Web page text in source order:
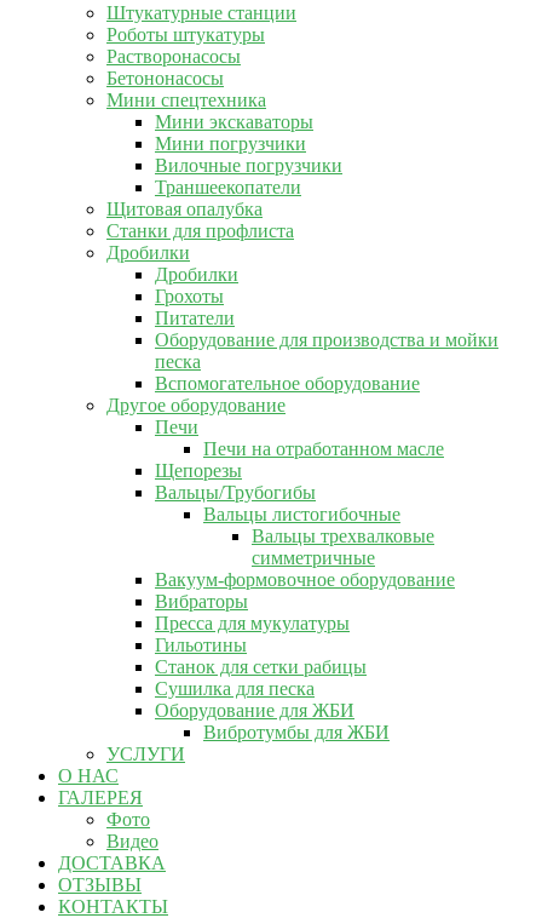
Штукатурные станции
Роботы штукатуры
Растворонасосы
Бетононасосы
Мини спецтехника
Мини экскаваторы
Мини погрузчики
Вилочные погрузчики
Траншеекопатели
Щитовая опалубка
Станки для профлиста
Дробилки
Дробилки
Грохоты
Питатели
Оборудование для производства и мойки
песка
Вспомогательное оборудование
Другое оборудование
Печи
Печи на отработанном масле
Щепорезы
Вальцы/Трубогибы
Вальцы листогибочные
Вальцы трехвалковые
симметричные
Вакуум-формовочное оборудование
Вибраторы
Пресса для мукулатуры
Гильотины
Станок для сетки рабицы
Сушилка для песка
Оборудование для ЖБИ
Вибротумбы для ЖБИ
УСЛУГИ
О НАС
ГАЛЕРЕЯ
Фото
Видео
ДОСТАВКА
ОТЗЫВЫ
КОНТАКТЫ